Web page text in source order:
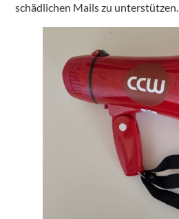
schädlichen Mails zu unterstützen.